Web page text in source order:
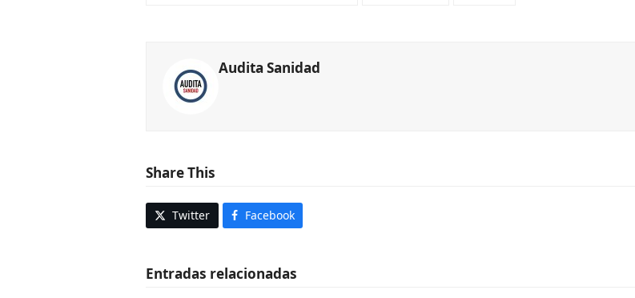
Audita Sanidad
Share This
Twitter Facebook
Entradas relacionadas